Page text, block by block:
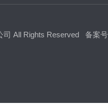
司 All Rights Reserved 备案